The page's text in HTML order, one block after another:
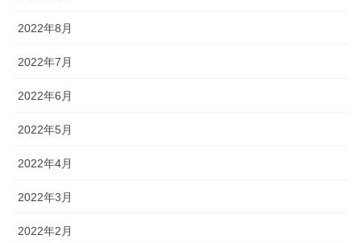
2022年8月
2022年7月
2022年6月
2022年5月
2022年4月
2022年3月
2022年2月